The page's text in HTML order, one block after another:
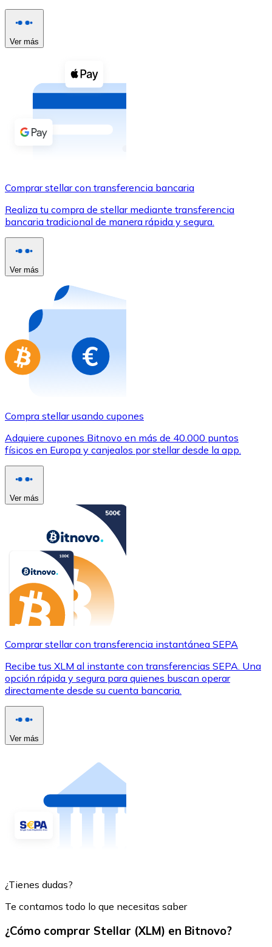
Ver todo
Compra criptomonedas con efectivo en tu tienda más
Comprar con efectivo
Transferencia SEPA
Añade fondos a tu cuenta Bitnovo o realiza compras
Comprar con Transferencia
Utiliza tarjetas Visa y Mastercard para comprar
Comprar con tarjeta
Tienda - Tarjetas regalo
Nuevo
Compra tarjetas regalo de tus marcas favoritas con
Ir a la tienda de tarjetas regalo
Ver más
Comprar stellar con transferencia bancaria
Realiza tu compra de stellar mediante transferencia
bancaria tradicional de manera rápida y segura.
Ver más
Compra stellar usando cupones
Adquiere cupones Bitnovo en más de 40.000 puntos
físicos en Europa y canjealos por stellar desde la app.
Ver más
Comprar stellar con transferencia instantánea SEPA
Recibe tus XLM al instante con transferencias SEPA. Una
opción rápida y segura para quienes buscan operar
directamente desde su cuenta bancaria.
Ver más
¿Tienes dudas?
Te contamos todo lo que necesitas saber
¿Cómo comprar Stellar (XLM) en Bitnovo?